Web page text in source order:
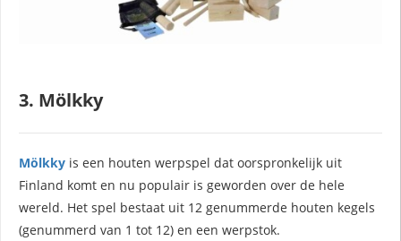
3. Mölkky
Mölkky is een houten werpspel dat oorspronkelijk uit
Finland komt en nu populair is geworden over de hele
wereld. Het spel bestaat uit 12 genummerde houten kegels
(genummerd van 1 tot 12) en een werpstok.